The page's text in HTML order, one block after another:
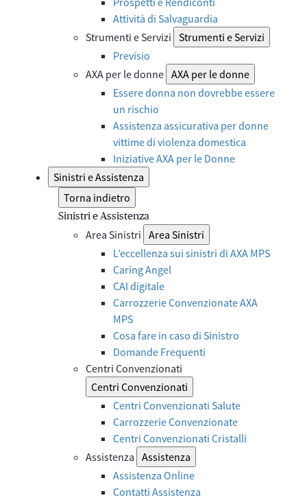
Attività di Salvaguardia
Strumenti e Servizi Strumenti e Servizi
Previsio
AXA per le donne AXA per le donne
Essere donna non dovrebbe essere
un rischio
Assistenza assicurativa per donne
vittime di violenza domestica
Iniziative AXA per le Donne
Sinistri e Assistenza
Torna indietro
Sinistri e Assistenza
Area Sinistri Area Sinistri
L’eccellenza sui sinistri di AXA MPS
Caring Angel
CAI digitale
Carrozzerie Convenzionate AXA
MPS
Cosa fare in caso di Sinistro
Domande Frequenti
Centri Convenzionati
Centri Convenzionati
Centri Convenzionati Salute
Carrozzerie Convenzionate
Centri Convenzionati Cristalli
Assistenza Assistenza
Assistenza Online
Contatti Assistenza